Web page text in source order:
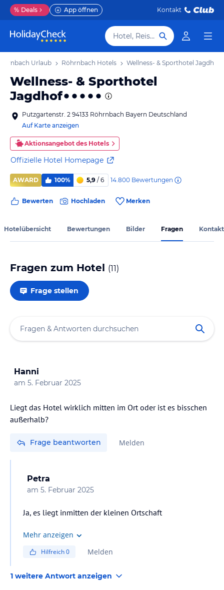
% Deals App öffnen Kontakt
Hotel, Reiseziel
Urlaub Röhrnbach Hotels Wellness- & Sporthotel Jagdhof
Wellness- & Sporthotel
Jagdhof
Putzgartenstr. 2 94133 Röhrnbach Bayern Deutschland
Auf Karte anzeigen
Aktionsangebot des Hotels
Offizielle Hotel Homepage
AWARD 100% 5,9 / 6 14.800 Bewertungen
Bewerten Hochladen Merken
Hotelübersicht Bewertungen Bilder Fragen Kontakt
Fragen zum Hotel (11)
Frage stellen
Hanni
am 5. Februar 2025
Liegt das Hotel wirklich mitten im Ort oder ist es bisschen
außerhalb?
Frage beantworten Melden
Petra
am 5. Februar 2025
Ja, es liegt inmitten der kleinen Ortschaft
Mehr anzeigen
Hilfreich0 Melden
1 weitere Antwort anzeigen